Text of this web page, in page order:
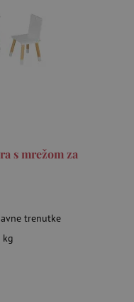
s mrežom za
trenutke
kg